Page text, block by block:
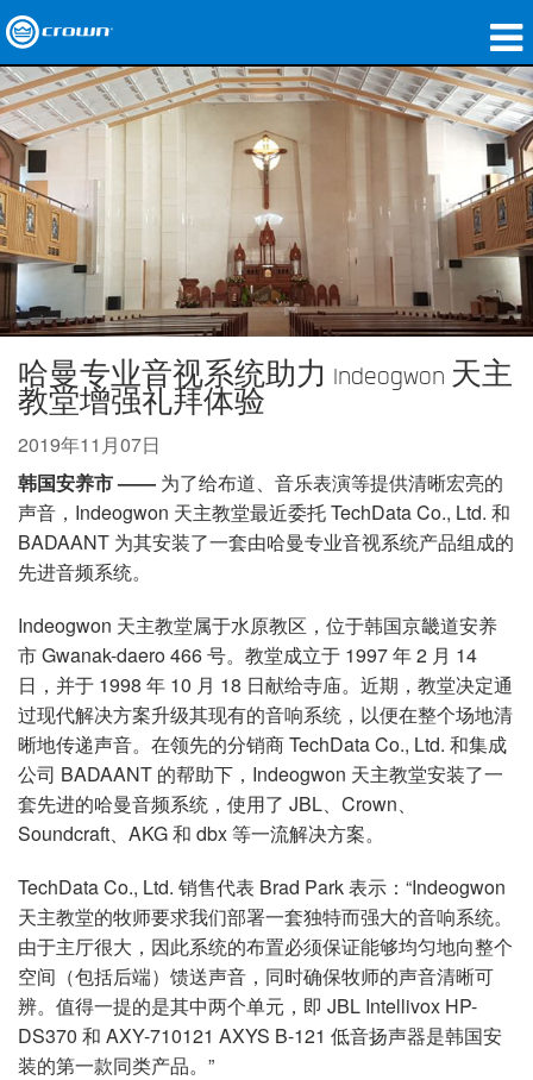
产品
应用领域
网络音频传输
哪里购买
案例研究
培训
支持
语言/地区
哈曼专业音视系统助力 Indeogwon 天主
教堂增强礼拜体验
2019年11月07日
韩国安养市—— 为了给布道、音乐表演等提供清晰宏亮的
声音，Indeogwon 天主教堂最近委托 TechData Co., Ltd. 和
BADAANT 为其安装了一套由哈曼专业音视系统产品组成的
先进音频系统。
Indeogwon 天主教堂属于水原教区，位于韩国京畿道安养
市 Gwanak-daero 466 号。教堂成立于 1997 年 2 月 14
日，并于 1998 年 10 月 18 日献给寺庙。近期，教堂决定通
过现代解决方案升级其现有的音响系统，以便在整个场地清
晰地传递声音。在领先的分销商 TechData Co., Ltd. 和集成
公司 BADAANT 的帮助下，Indeogwon 天主教堂安装了一
套先进的哈曼音频系统，使用了 JBL、Crown、
Soundcraft、AKG 和 dbx 等一流解决方案。
TechData Co., Ltd. 销售代表 Brad Park 表示：“Indeogwon
天主教堂的牧师要求我们部署一套独特而强大的音响系统。
由于主厅很大，因此系统的布置必须保证能够均匀地向整个
空间（包括后端）馈送声音，同时确保牧师的声音清晰可
辨。值得一提的是其中两个单元，即 JBL Intellivox HP-
DS370 和 AXY-710121 AXYS B-121 低音扬声器是韩国安
装的第一款同类产品。”